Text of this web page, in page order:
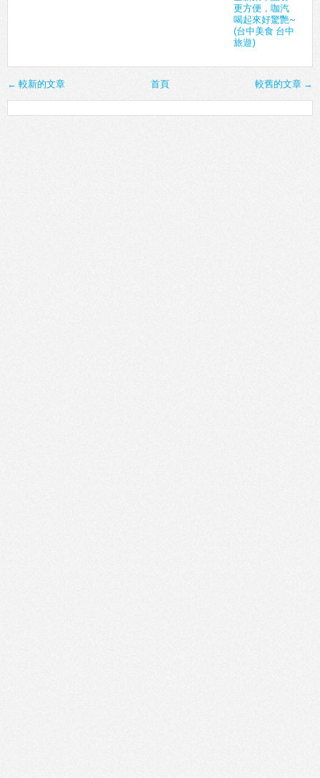
更方便，咖汽
喝起來好驚艷~
(台中美食 台中
旅遊)
← 較新的文章 較舊的文章 →
首頁